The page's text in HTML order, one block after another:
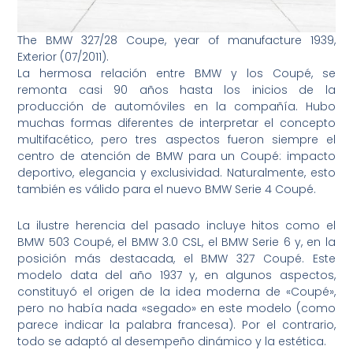
The BMW 327/28 Coupe, year of manufacture 1939,
Exterior (07/2011).
La hermosa relación entre BMW y los Coupé, se
remonta casi 90 años hasta los inicios de la
producción de automóviles en la compañía. Hubo
muchas formas diferentes de interpretar el concepto
multifacético, pero tres aspectos fueron siempre el
centro de atención de BMW para un Coupé: impacto
deportivo, elegancia y exclusividad. Naturalmente, esto
también es válido para el nuevo BMW Serie 4 Coupé.
La ilustre herencia del pasado incluye hitos como el
BMW 503 Coupé, el BMW 3.0 CSL, el BMW Serie 6 y, en la
posición más destacada, el BMW 327 Coupé. Este
modelo data del año 1937 y, en algunos aspectos,
constituyó el origen de la idea moderna de «Coupé»,
pero no había nada «segado» en este modelo (como
parece indicar la palabra francesa). Por el contrario,
todo se adaptó al desempeño dinámico y la estética.